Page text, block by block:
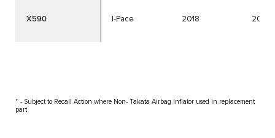
I-Pace 2018 2025
X590
* - Subject to Recall Action where Non- Takata Airbag Inflator used in replacement
part